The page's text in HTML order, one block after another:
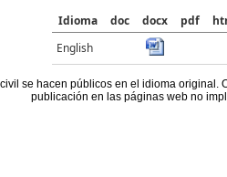
Idioma doc docx pdf
English
se hacen públicos en el idioma
publicación en las páginas web no